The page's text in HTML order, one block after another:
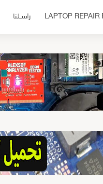
LAPTOP REPAIR راســلنا